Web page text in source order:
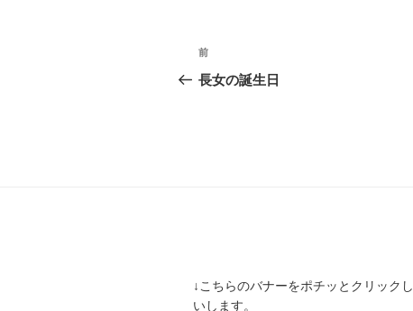
投
稿
ン
前
の
前
長女の誕生日
↓こちらのバナーをポチッとクリック
いします。